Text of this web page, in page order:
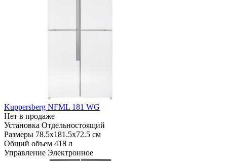
Kuppersberg NFML 181 WG
Нет в продаже
Установка Отдельностоящий
Размеры 78.5х181.5х72.5 см
Общий объем 418 л
Управление Электронное